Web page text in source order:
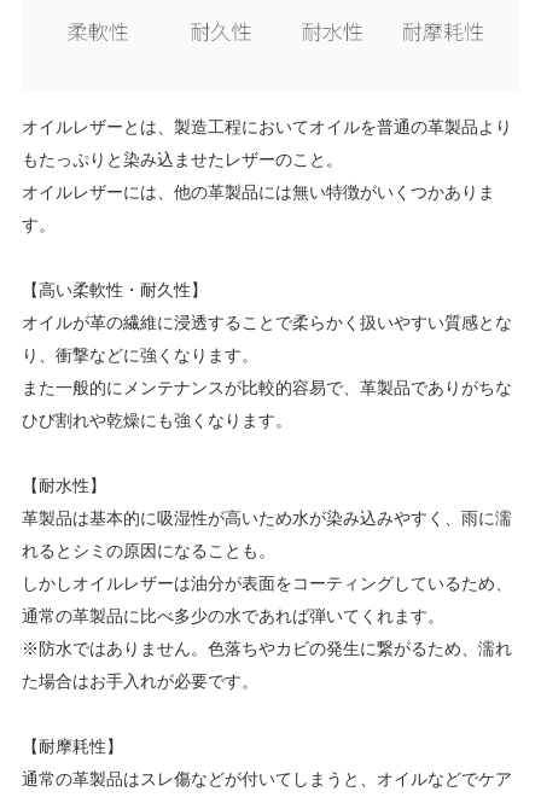
オイルレザーとは、製造工程においてオイルを普通の革製品より
もたっぷりと染み込ませたレザーのこと。
オイルレザーには、他の革製品には無い特徴がいくつかありま
す。
【高い柔軟性・耐久性】
オイルが革の繊維に浸透することで柔らかく扱いやすい質感とな
り、衝撃などに強くなります。
また一般的にメンテナンスが比較的容易で、革製品でありがちな
ひび割れや乾燥にも強くなります。
【耐水性】
革製品は基本的に吸湿性が高いため水が染み込みやすく、雨に濡
れるとシミの原因になることも。
しかしオイルレザーは油分が表面をコーティングしているため、
通常の革製品に比べ多少の水であれば弾いてくれます。
※防水ではありません。色落ちやカビの発生に繋がるため、濡れ
た場合はお手入れが必要です。
【耐摩耗性】
通常の革製品はスレ傷などが付いてしまうと、オイルなどでケア